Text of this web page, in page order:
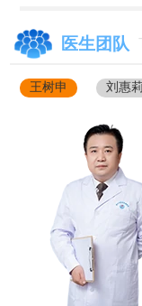
医生团队
王树申 刘惠莉